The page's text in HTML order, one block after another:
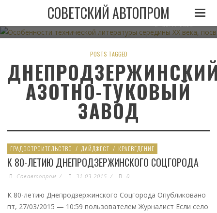
СОВЕТСКИЙ АВТОПРОМ
ОСОБЕННОСТИ ТЕХНИЧЕСКОЙ ЛИТЕРАТУРЫ
АВТОМОБИЛЬНОМУ
06.11.2023
POSTS TAGGED
АЗОТНО-ТУКОВЫЙ
ЗАВОД
ГРАДОСТРОИТЕЛЬСТВО / ДАЙДЖЕСТ / КРАЕВЕДЕНИЕ
К 80-ЛЕТИЮ ДНЕПРОДЗЕРЖИНСКОГО СОЦГОРОДА
Совавтопром / 31.03.2015 / 0
К 80-летию Днепродзержинского Соцгорода Опубликовано
пт, 27/03/2015 — 10:59 пользователем Журналист Если село